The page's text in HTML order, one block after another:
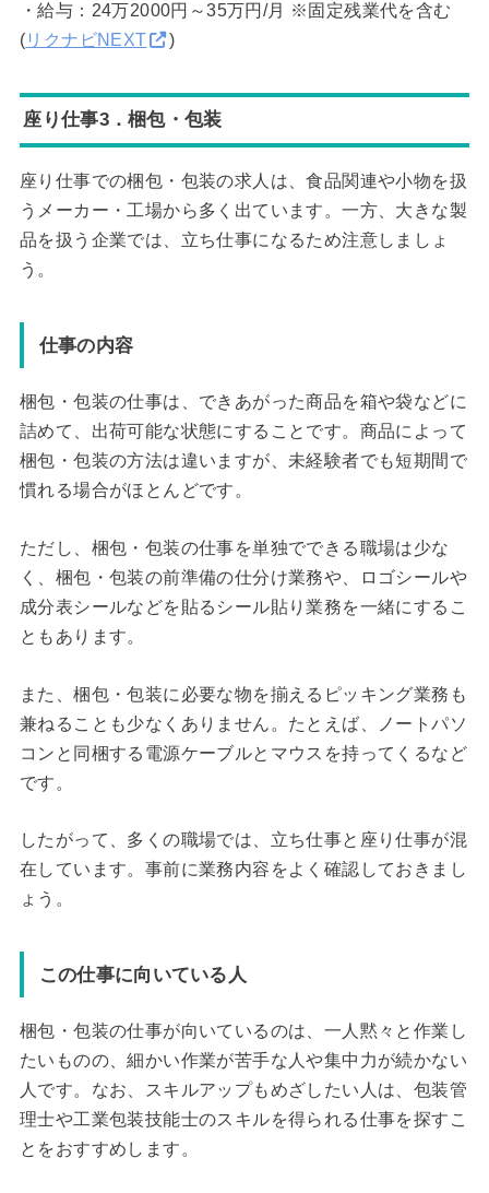
・給与：24万2000円～35万円/月 ※固定残業代を含む
(リクナビNEXT )
座り仕事3．梱包・包装
座り仕事での梱包・包装の求人は、食品関連や小物を扱
うメーカー・工場から多く出ています。一方、大きな製
品を扱う企業では、立ち仕事になるため注意しましょ
う。
仕事の内容
梱包・包装の仕事は、できあがった商品を箱や袋などに
詰めて、出荷可能な状態にすることです。商品によって
梱包・包装の方法は違いますが、未経験者でも短期間で
慣れる場合がほとんどです。
ただし、梱包・包装の仕事を単独でできる職場は少な
く、梱包・包装の前準備の仕分け業務や、ロゴシールや
成分表シールなどを貼るシール貼り業務を一緒にするこ
ともあります。
また、梱包・包装に必要な物を揃えるピッキング業務も
兼ねることも少なくありません。たとえば、ノートパソ
コンと同梱する電源ケーブルとマウスを持ってくるなど
です。
したがって、多くの職場では、立ち仕事と座り仕事が混
在しています。事前に業務内容をよく確認しておきまし
ょう。
この仕事に向いている人
梱包・包装の仕事が向いているのは、一人黙々と作業し
たいものの、細かい作業が苦手な人や集中力が続かない
人です。なお、スキルアップもめざしたい人は、包装管
理士や工業包装技能士のスキルを得られる仕事を探すこ
とをおすすめします。